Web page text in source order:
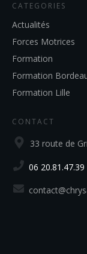
CATEGORIES
Actualités
Forces Motrices
Formation
Formation
Formation Lille
CONTACT
33 route de
06 20.81.47.39